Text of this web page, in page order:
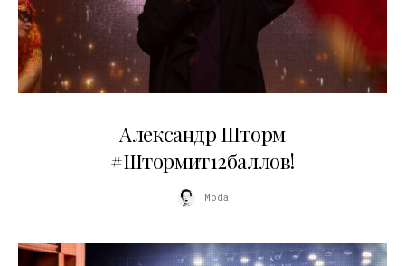
Александр Шторм
#Штормит12баллов!
Moda